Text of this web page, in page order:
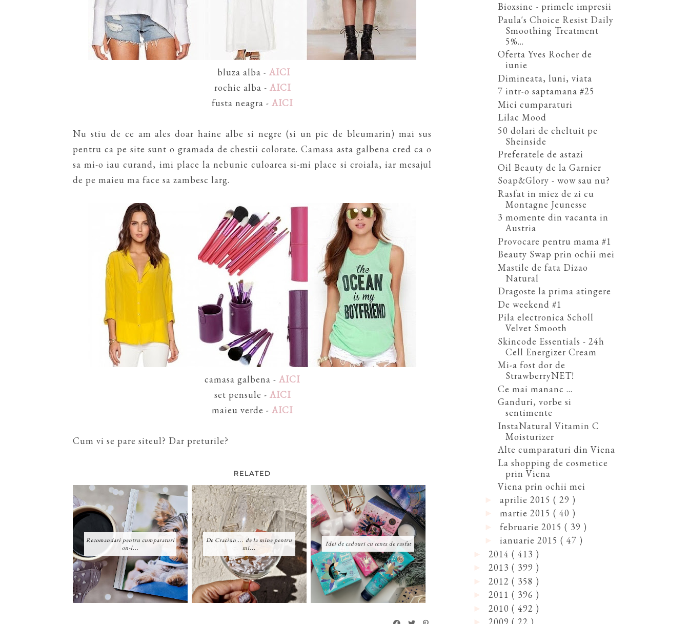
bluza alba - AICI
rochie alba - AICI
fusta neagra - AICI
Nu stiu de ce am ales doar haine albe si negre (si un pic de bleumarin) mai sus
pentru ca pe site sunt o gramada de chestii colorate. Camasa asta galbena cred ca o
sa mi-o iau curand, imi place la nebunie culoarea si-mi place si croiala, iar mesajul
de pe maieu ma face sa zambesc larg.
camasa galbena - AICI
set pensule - AICI
maieu verde - AICI
Cum vi se pare siteul? Dar preturile?
RELATED
Recomandari pentru cumparaturi
on-l...
De Craciun ... de la mine pentru
mi...
Idei de cadouri cu tenta de rasfat
Bioxsine - primele impresii
Paula's Choice Resist Daily
Smoothing Treatment
5%...
Oferta Yves Rocher de
iunie
Dimineata, luni, viata
7 intr-o saptamana #25
Mici cumparaturi
Lilac Mood
50 dolari de cheltuit pe
Sheinside
Preferatele de astazi
Oil Beauty de la Garnier
Soap&Glory - wow sau nu?
Rasfat in miez de zi cu
Montagne Jeunesse
3 momente din vacanta in
Austria
Provocare pentru mama #1
Beauty Swap prin ochii mei
Mastile de fata Dizao
Natural
Dragoste la prima atingere
De weekend #1
Pila electronica Scholl
Velvet Smooth
Skincode Essentials - 24h
Cell Energizer Cream
Mi-a fost dor de
StrawberryNET!
Ce mai mananc ...
Ganduri, vorbe si
sentimente
InstaNatural Vitamin C
Moisturizer
Alte cumparaturi din Viena
La shopping de cosmetice
prin Viena
Viena prin ochii mei
aprilie 2015 ( 29 )
martie 2015 ( 40 )
februarie 2015 ( 39 )
ianuarie 2015 ( 47 )
2014 ( 413 )
2013 ( 399 )
2012 ( 358 )
2011 ( 396 )
2010 ( 492 )